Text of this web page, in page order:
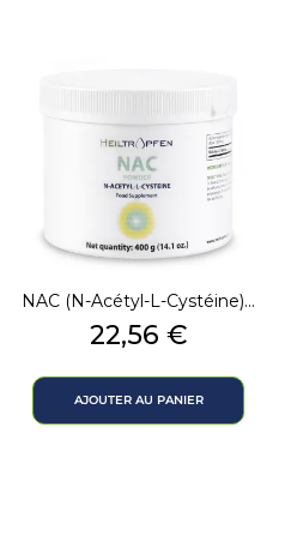
NAC (N-Acétyl-L-Cystéine)...
Prix
22,56 €
AJOUTER AU PANIER